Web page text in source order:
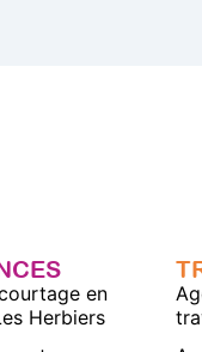
en
Herbiers